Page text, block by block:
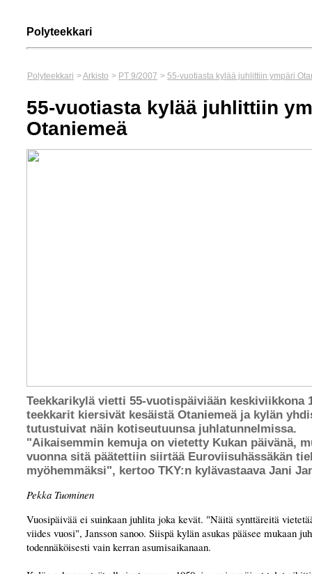
Polyteekkari
Polyteekkari >Arkisto > PT 9/2007 > 55-vuotiasta kylää juhlittiin ympäri
55-vuotiasta kylää juhlittiin
Otaniemeä
Teekkarikylä vietti 55-vuotispäiviään keskiviikkona
teekkarit kiersivät kesäistä Otaniemeä ja kylän
tutustuivat näin kotiseutuunsa juhlatunnelmissa.
"Aikaisemmin kemuja on vietetty Kukan päivänä,
vuonna sitä päätettiin siirtää Euroviisuhässäkän
myöhemmäksi", kertoo TKY:n kylävastaava Jani
Pekka Tuominen
Vuosipäivää ei suinkaan juhlita joka kevät. "Näitä synttäreitä
viides vuosi", Jansson sanoo. Siispä kylän asukas pääsee mukaan
todennäköisesti vain kerran asumisaikanaan.